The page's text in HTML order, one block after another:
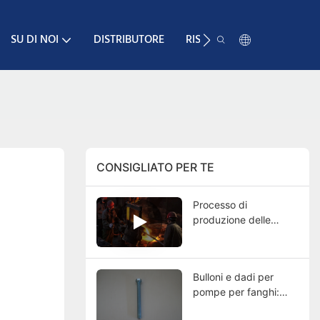
SU DI NOI DISTRIBUTORE RISORSA
CONSIGLIATO PER TE
Processo di
produzione delle
finale
Bulloni e dadi per
pompe per fanghi: